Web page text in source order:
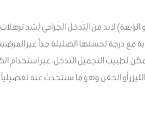
لابد من التدخل الجراحي لشد
مع درجة تحسنها الضئيلة جداً غير
لطبيب التجميل التدخل، عبر استخدام
أو الحقن وهو ما سنتحدث عنه